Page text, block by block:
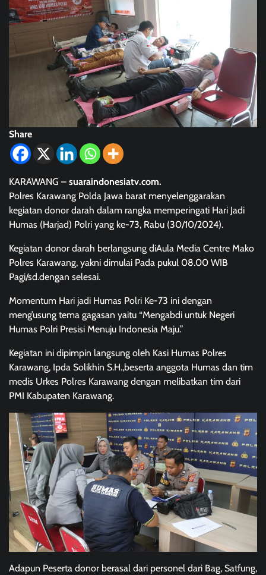
Share
KARAWANG – suaraindonesiatv.com.
Polres Karawang Polda Jawa barat menyelenggarakan
kegiatan donor darah dalam rangka memperingati Hari Jadi
Humas (Harjad) Polri yang ke-73, Rabu (30/10/2024).
Kegiatan donor darah berlangsung diAula Media Centre Mako
Polres Karawang, yakni dimulai Pada pukul 08.00 WIB
Pagi/sd.dengan selesai.
Momentum Hari jadi Humas Polri Ke-73 ini dengan
meng’usung tema gagasan yaitu “Mengabdi untuk Negeri
Humas Polri Presisi Menuju Indonesia Maju.”
Kegiatan ini dipimpin langsung oleh Kasi Humas Polres
Karawang, Ipda Solikhin S.H.,beserta anggota Humas dan tim
medis Urkes Polres Karawang dengan melibatkan tim dari
PMI Kabupaten Karawang.
Adapun Peserta donor berasal dari personel dari Bag, Satfung,